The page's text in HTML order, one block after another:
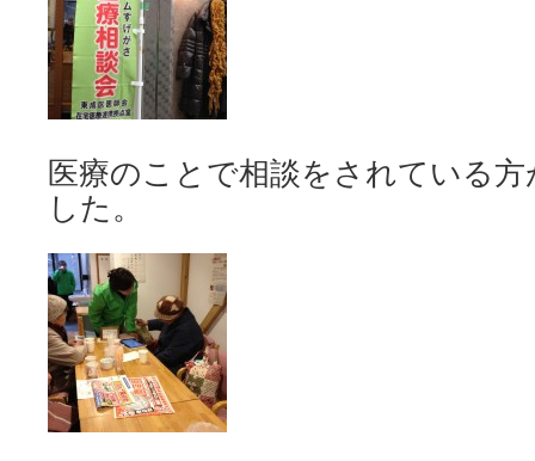
医療のことで相談をされている
した。